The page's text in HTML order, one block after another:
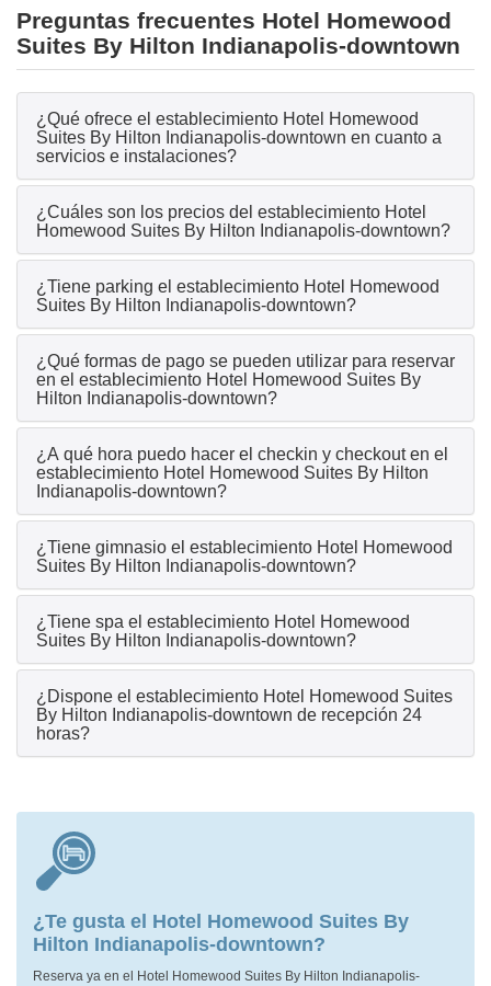
Preguntas frecuentes Hotel Homewood
Suites By Hilton Indianapolis-downtown
¿Qué ofrece el establecimiento Hotel Homewood
Suites By Hilton Indianapolis-downtown en cuanto a
servicios e instalaciones?
¿Cuáles son los precios del establecimiento Hotel
Homewood Suites By Hilton Indianapolis-downtown?
¿Tiene parking el establecimiento Hotel Homewood
Suites By Hilton Indianapolis-downtown?
¿Qué formas de pago se pueden utilizar para reservar
en el establecimiento Hotel Homewood Suites By
Hilton Indianapolis-downtown?
¿A qué hora puedo hacer el checkin y checkout en el
establecimiento Hotel Homewood Suites By Hilton
Indianapolis-downtown?
¿Tiene gimnasio el establecimiento Hotel Homewood
Suites By Hilton Indianapolis-downtown?
¿Tiene spa el establecimiento Hotel Homewood
Suites By Hilton Indianapolis-downtown?
¿Dispone el establecimiento Hotel Homewood Suites
By Hilton Indianapolis-downtown de recepción 24
horas?
¿Te gusta el Hotel Homewood Suites By
Hilton Indianapolis-downtown?
Reserva ya en el Hotel Homewood Suites By Hilton Indianapolis-